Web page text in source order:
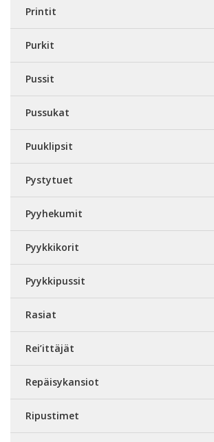
Printit
Purkit
Pussit
Pussukat
Puuklipsit
Pystytuet
Pyyhekumit
Pyykkikorit
Pyykkipussit
Rasiat
Rei’ittäjät
Repäisykansiot
Ripustimet